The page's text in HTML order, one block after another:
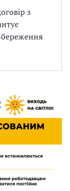
з